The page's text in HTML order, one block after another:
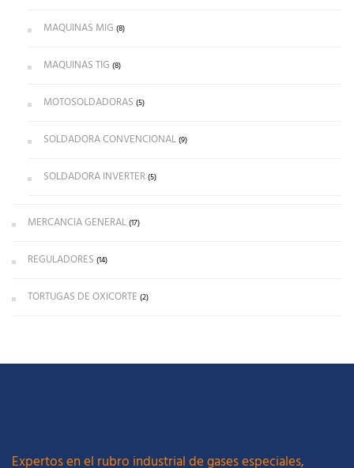
MAQUINAS MIG (8)
MAQUINAS TIG (8)
MOTOSOLDADORAS (5)
SOLDADORA CONVENCIONAL(9)
SOLDADORA INVERTER(5)
MERCANCIA GENERAL(17)
REGULADORES (14)
TORTUGAS DE OXICORTE (2)
Expertos en el rubro industrial de gases especiales,